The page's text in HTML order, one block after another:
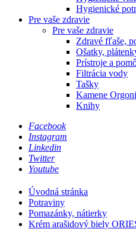
Hygienické
Pre vaše zdravie
Pre vaše zdravie
Zdravé fľaše,
Ošatky,
Prístroje a
Filtrácia vody
Tašky
Kamene
Knihy
Facebook
Instagram
Linkedin
Twitter
Youtube
Úvodná stránka
Potraviny
Pomazánky, nátierky
Krém arašidový biely